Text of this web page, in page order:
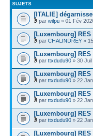
SUJETS
[ITALIE]
par wilpu » 01 Fév
[Luxembourg] RES
par CHALINDREY »
[Luxembourg] RES
par ttxdudu90 » 30
[Luxembourg] RES
par ttxdudu90 » 22
[Luxembourg] RES
par ttxdudu90 » 22
[Luxembourg] RES
par ttxdudu90 » 22
[Luxembourg] RES